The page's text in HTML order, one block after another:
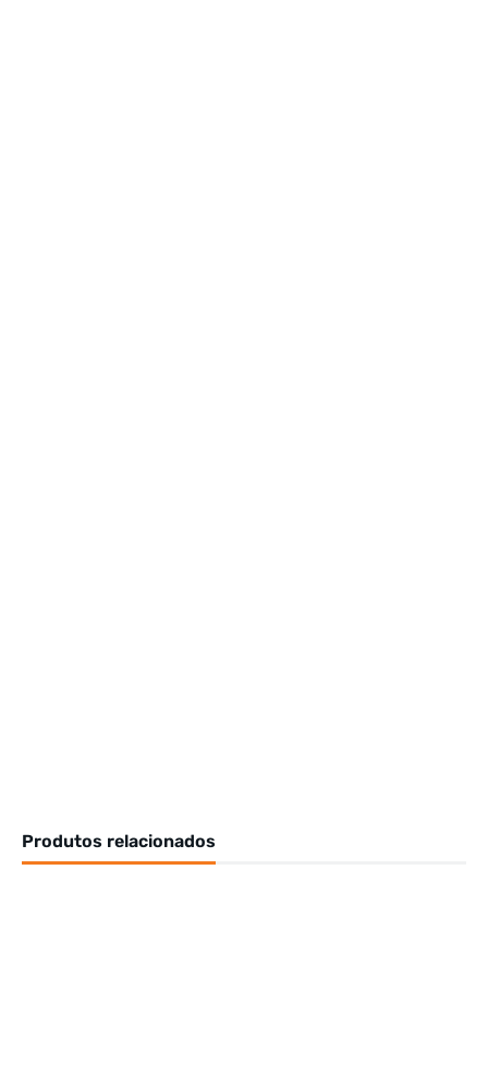
Produtos relacionados